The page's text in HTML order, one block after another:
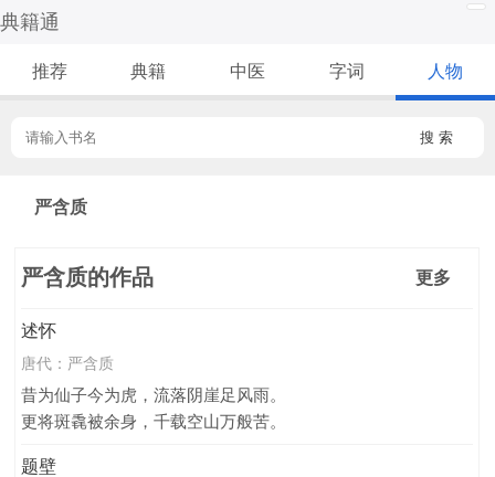
典籍通
推荐 典籍 中医 字词 人物
搜 索
严含质
严含质的作品 更多
述怀
唐代： 严含质
昔为仙子今为虎，流落阴崖足风雨。
更将斑毳被余身，千载空山万般苦。
题壁